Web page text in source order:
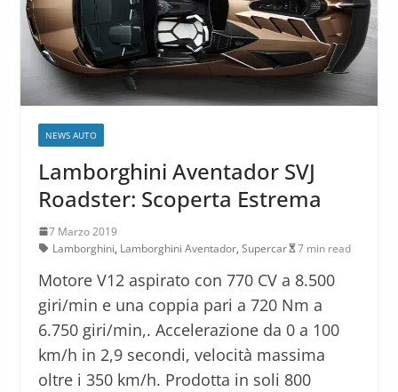
NEWS AUTO
Lamborghini Aventador SVJ
Roadster: Scoperta Estrema
7 Marzo 2019
Lamborghini, Lamborghini Aventador, Supercar 7 min read
Motore V12 aspirato con 770 CV a 8.500
giri/min e una coppia pari a 720 Nm a
6.750 giri/min,. Accelerazione da 0 a 100
km/h in 2,9 secondi, velocità massima
oltre i 350 km/h. Prodotta in soli 800